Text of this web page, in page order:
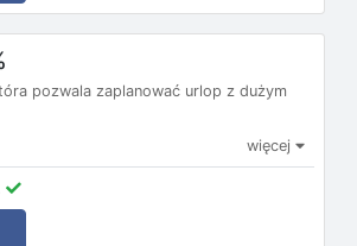
pozwala zaplanować urlop z dużym
więcej